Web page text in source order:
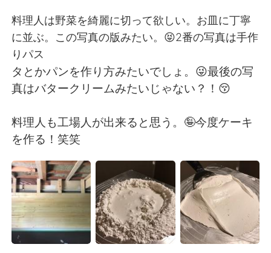
繁體中文 Español
العربية Français
한국어 Русский
ไทย Indonesia
Italiano Türkçe
料理人は野菜を綺麗に切って欲しい。お皿に丁寧
に並ぶ。この写真の版みたい。😝2番の写真は手作
りパス
タとかパンを作り方みたいでしょ。😜最後の写
真はバタークリームみたいじゃない？！😚
料理人も工場人が出来ると思う。🤪今度ケーキ
を作る！笑笑